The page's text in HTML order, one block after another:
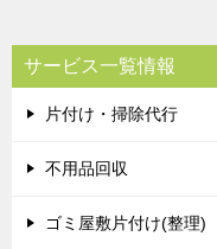
ビ
ゲ
ー
シ
サービス一覧情報
片付け・掃除代行
不用品回収
ゴミ屋敷片付け(整理)